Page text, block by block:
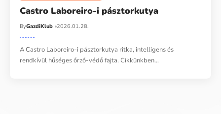
Castro Laboreiro-i pásztorkutya
ByGazdiKlub 2026.01.28.
A Castro Laboreiro-i pásztorkutya ritka, intelligens és
rendkívül hűséges őrző-védő fajta. Cikkünkben…